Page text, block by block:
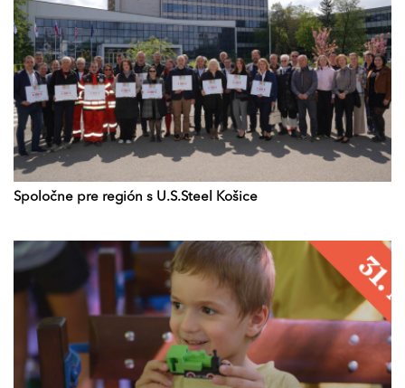
Spoločne pre región s U.S.Steel Košice